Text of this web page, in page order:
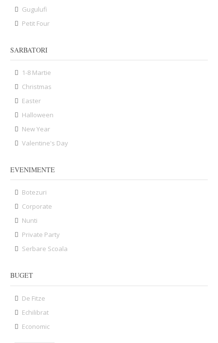
Gugulufi
Petit Four
SARBATORI
1-8 Martie
Christmas
Easter
Halloween
New Year
Valentine's Day
EVENIMENTE
Botezuri
Corporate
Nunti
Private Party
Serbare Scoala
BUGET
De Fitze
Echilibrat
Economic